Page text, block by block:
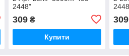
2448"
309₴
Купити
309